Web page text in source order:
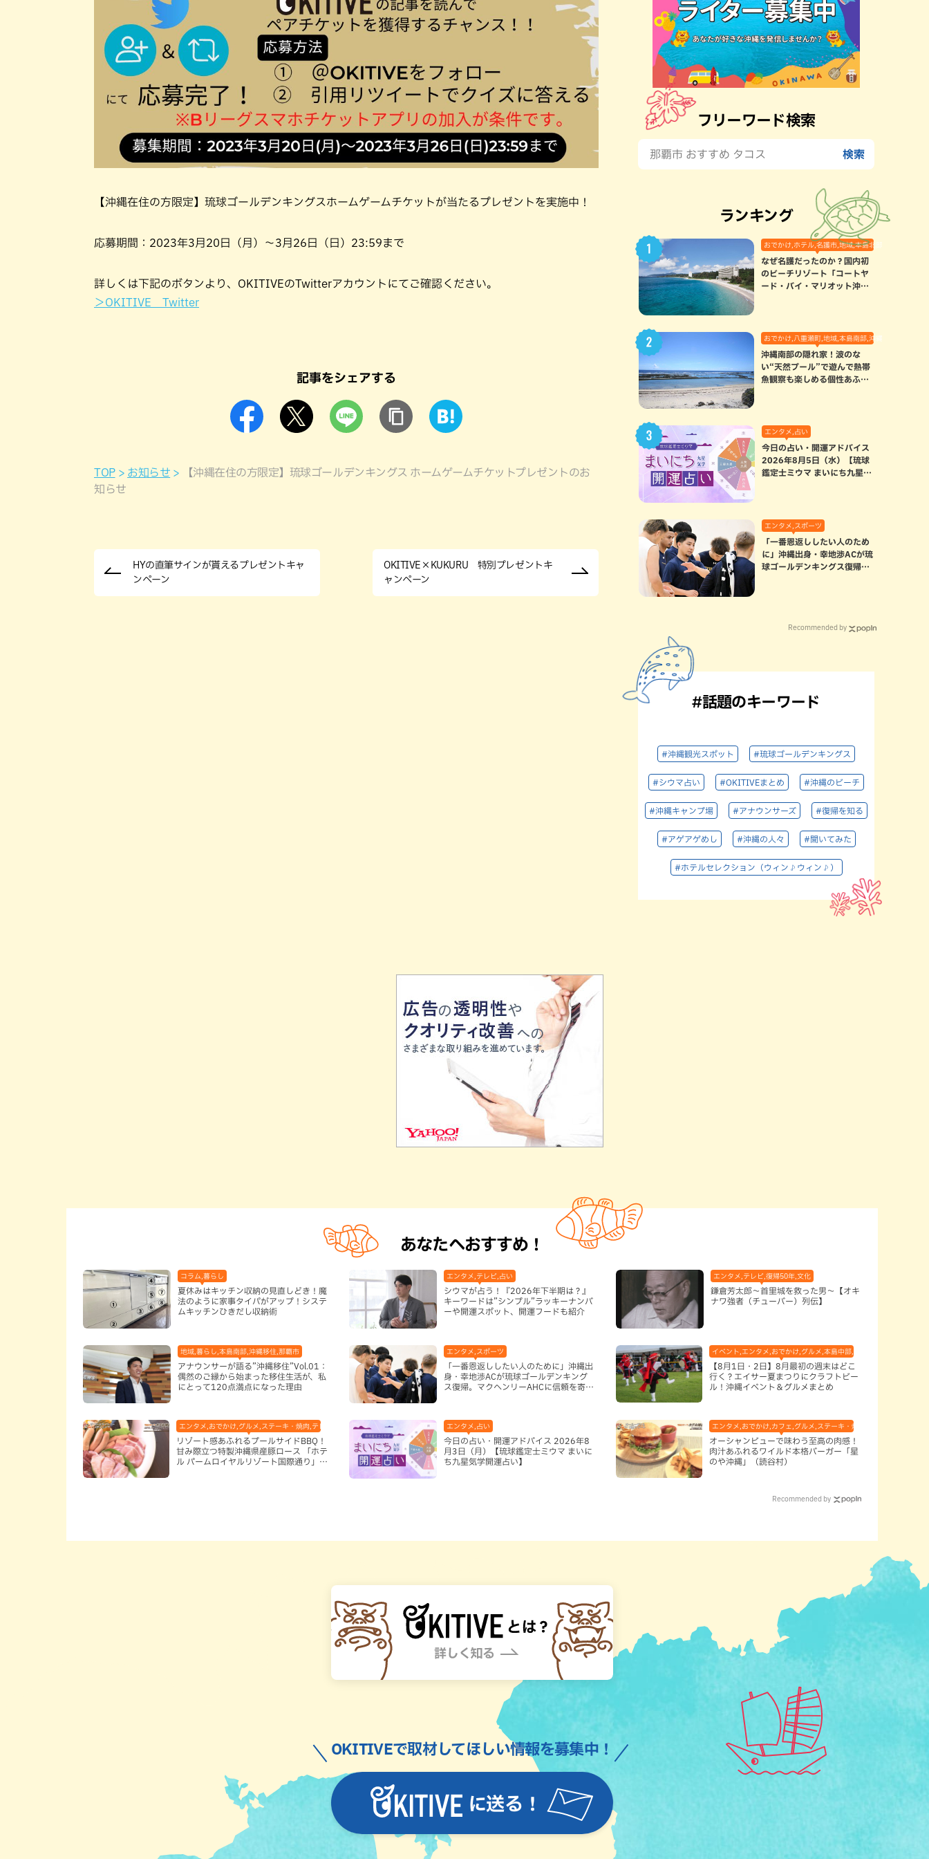
【沖縄在住の方限定】琉球ゴールデンキングスホームゲームチケットが当たるプレゼントを実施中！
応募期間：2023年3月20日（月）～3月26日（日）23:59まで
詳しくは下記のボタンより、OKITIVEのTwitterアカウントにてご確認ください。
＞OKITIVE Twitter
記事をシェアする
TOP お知らせ
【沖縄在住の方限定】琉球ゴールデンキングス ホームゲームチケットプレゼントのお
知らせ
HYの直筆サインが貰えるプレゼントキャ
ンペーン
OKITIVE×KUKURU 特別プレゼントキ
ャンペーン
フリーワード検索
ランキング
おでかけ,ホテル,名護市,地域,本島北部
なぜ名護だったのか？国内初
のビーチリゾート「コートヤ
ード・バイ・マリオット沖縄
おでかけ,八重瀬町,地域,本島南部,沖縄の海,自然
沖縄南部の隠れ家！波のな
い“天然プール”で遊んで熱帯
魚観察も楽しめる個性あふれ
エンタメ,占い
今日の占い・開運アドバイス
2026年8月5日（水）【琉球
鑑定士ミウマ まいにち九星気
エンタメ,スポーツ
「一番恩返ししたい人のため
に」沖縄出身・幸地渉ACが琉
球ゴールデンキングス復帰。
Recommended by
#話題のキーワード
#沖縄観光スポット #琉球ゴールデンキングス
#シウマ占い #OKITIVEまとめ #沖縄のビーチ
#沖縄キャンプ場 #アナウンサーズ #復帰を知る
#アゲアゲめし #沖縄の人々 #聞いてみた
#ホテルセレクション（ウィン♪ウィン♪）
あなたへおすすめ！
コラム,暮らし
夏休みはキッチン収納の見直しどき！魔
法のように家事タイパがアップ！システ
ムキッチンひきだし収納術
エンタメ,テレビ,占い
シウマが占う！『2026年下半期は？』
キーワードは”シンプル”ラッキーナンバ
ーや開運スポット、開運フードも紹介
エンタメ,テレビ,復帰50年,文化
鎌倉芳太郎～首里城を救った男～【オキ
ナワ強者（チューバー）列伝】
地域,暮らし,本島南部,沖縄移住,那覇市
アナウンサーが語る”沖縄移住”Vol.01：
偶然のご縁から始まった移住生活が、私
にとって120点満点になった理由
エンタメ,スポーツ
「一番恩返ししたい人のために」沖縄出
身・幸地渉ACが琉球ゴールデンキング
ス復帰。マクヘンリーAHCに信頼を寄せ
イベント,エンタメ,おでかけ,グルメ,本島中部,本島北部,本島南部
【8月1日・2日】8月最初の週末はどこ
行く？エイサー夏まつりにクラフトビー
ル！沖縄イベント＆グルメまとめ
エンタメ,おでかけ,グルメ,ステーキ・焼肉,テレビ,ホテル,地域,本島南部,那覇市
リゾート感あふれるプールサイドBBQ！
甘み際立つ特製沖縄県産豚ロース 「ホテ
ル パームロイヤルリゾート国際通り」
エンタメ,占い
今日の占い・開運アドバイス 2026年8
月3日（月）【琉球鑑定士ミウマ まいに
ち九星気学開運占い】
エンタメ,おでかけ,カフェ,グルメ,ステーキ・焼肉,テレビ,ハンバーガ
オーシャンビューで味わう至高の肉感！
肉汁あふれるワイルド本格バーガー「星
のや沖縄」（読谷村）
Recommended by
に送る！
OKITIVEで取材してほしい情報を募集中！